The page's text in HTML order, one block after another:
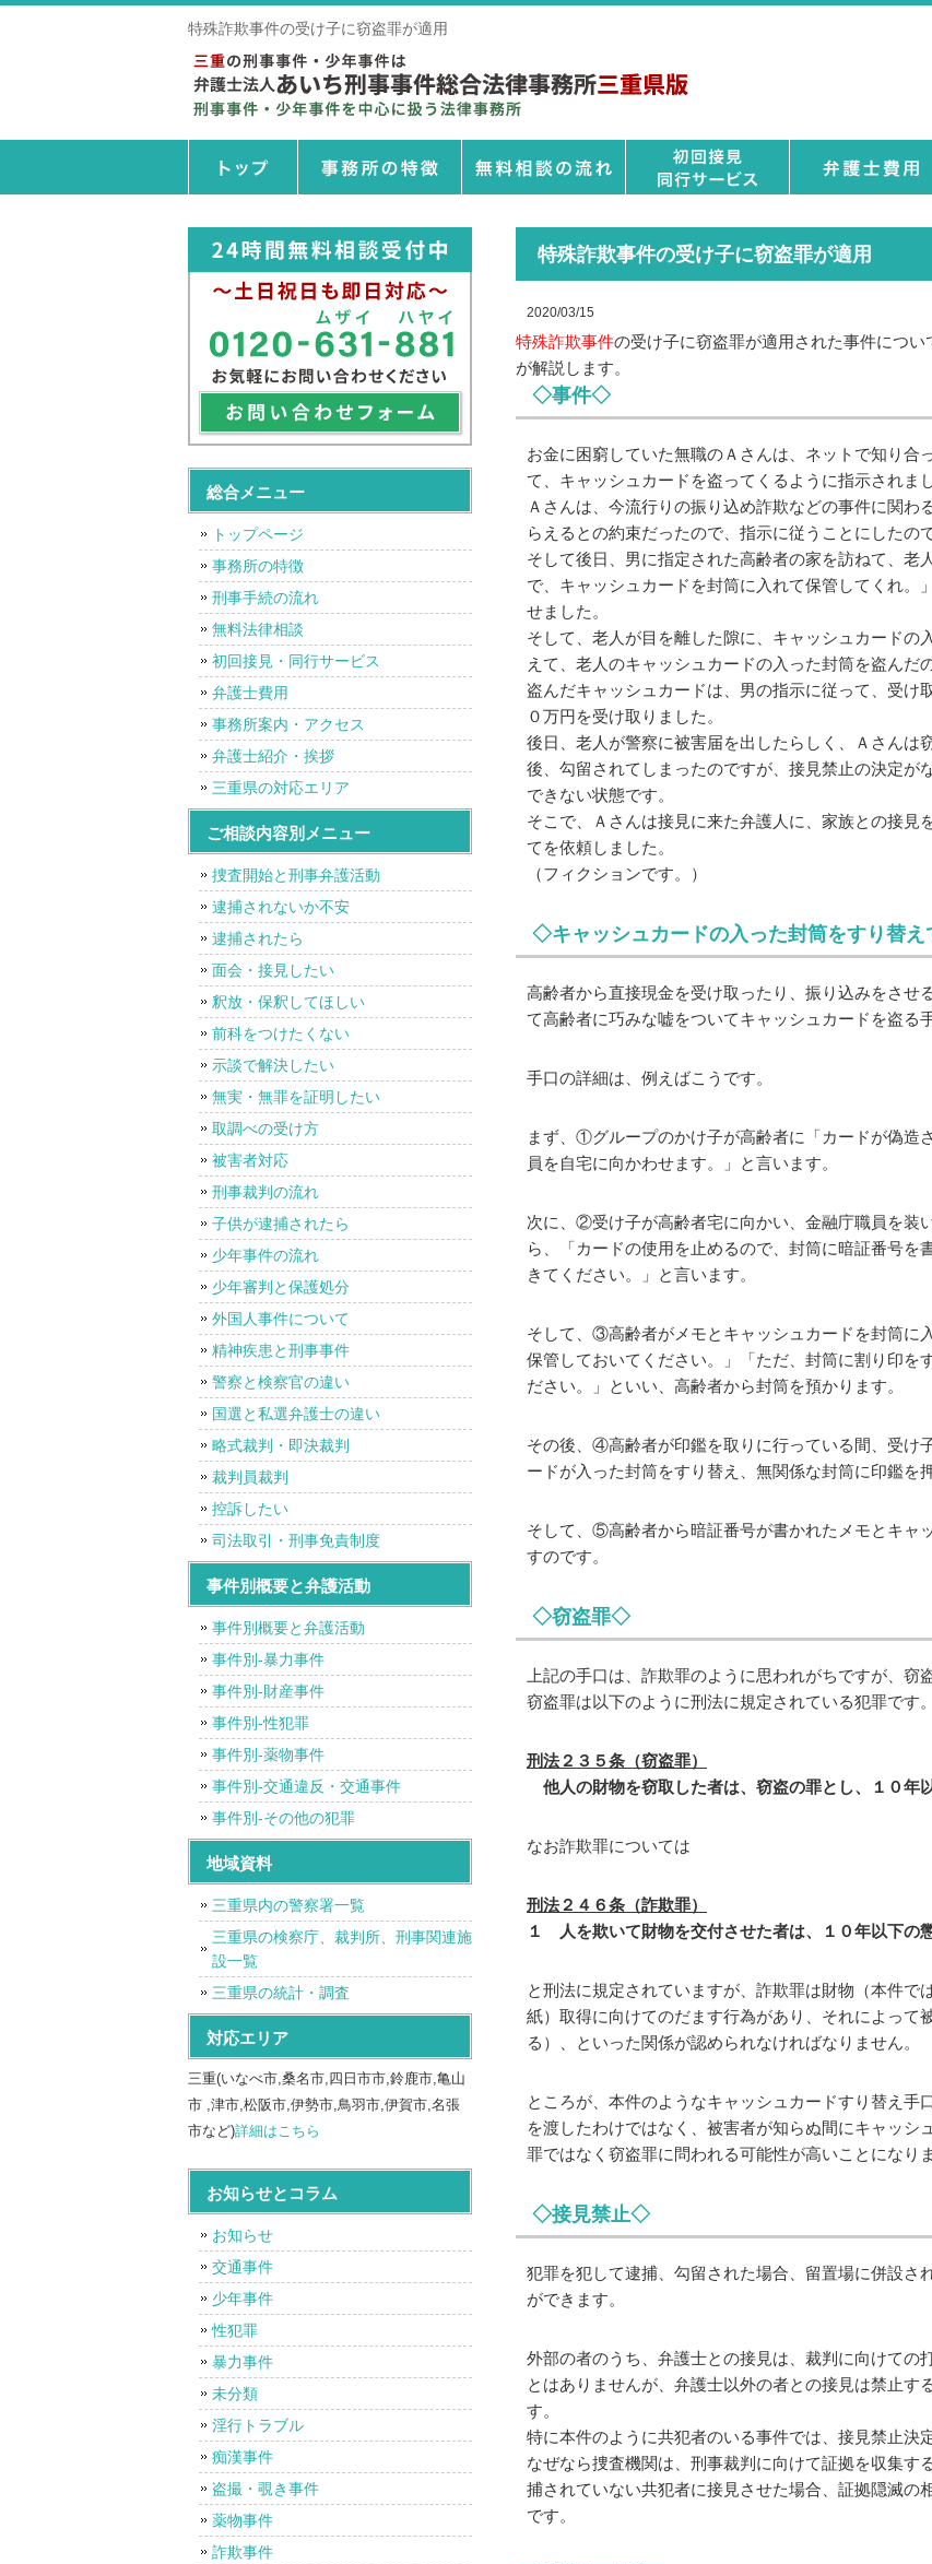
特殊詐欺事件の受け子に窃盗罪が適用
特殊詐欺事件の受け子に窃盗罪が適用
2020/03/15
特殊詐欺事件の受け子に窃盗罪が適用された事件につい
が解説します。
◇事件◇
お金に困窮していた無職のＡさんは、ネットで知り合
て、キャッシュカードを盗ってくるように指示されまし
Ａさんは、今流行りの振り込め詐欺などの事件に関
らえるとの約束だったので、指示に従うことにしたので
そして後日、男に指定された高齢者の家を訪ねて、老
で、キャッシュカードを封筒に入れて保管してくれ。
せました。
そして、老人が目を離した隙に、キャッシュカードの
えて、老人のキャッシュカードの入った封筒を盗んだ
盗んだキャッシュカードは、男の指示に従って、受け
０万円を受け取りました。
後日、老人が警察に被害届を出したらしく、Ａさんは
後、勾留されてしまったのですが、接見禁止の決定が
できない状態です。
そこで、Ａさんは接見に来た弁護人に、家族との接見
てを依頼しました。
（フィクションです。）
◇キャッシュカードの入った封筒をすり替
高齢者から直接現金を受け取ったり、振り込みをさせ
て高齢者に巧みな嘘をついてキャッシュカードを盗る
手口の詳細は、例えばこうです。
まず、①グループのかけ子が高齢者に「カードが偽造
員を自宅に向かわせます。」と言います。
次に、②受け子が高齢者宅に向かい、金融庁職員を装
ら、「カードの使用を止めるので、封筒に暗証番号を
きてください。」と言います。
そして、③高齢者がメモとキャッシュカードを封筒に
保管しておいてください。」「ただ、封筒に割り印を
ださい。」といい、高齢者から封筒を預かります。
その後、④高齢者が印鑑を取りに行っている間、受け
ードが入った封筒をすり替え、無関係な封筒に印鑑を
そして、⑤高齢者から暗証番号が書かれたメモとキャ
すのです。
◇窃盗罪◇
上記の手口は、詐欺罪のように思われがちですが、窃
窃盗罪は以下のように刑法に規定されている犯罪です。
刑法２３５条（窃盗罪）
他人の財物を窃取した者は、窃盗の罪とし、１０年
なお詐欺罪については
刑法２４６条（詐欺罪）
１ 人を欺いて財物を交付させた者は、１０年以下の
と刑法に規定されていますが、詐欺罪は財物（本件で
紙）取得に向けてのだます行為があり、それによって
る）、といった関係が認められなければなりません。
ところが、本件のようなキャッシュカードすり替え手
を渡したわけではなく、被害者が知らぬ間にキャッシ
罪ではなく窃盗罪に問われる可能性が高いことになりま
◇接見禁止◇
犯罪を犯して逮捕、勾留された場合、留置場に併設さ
ができます。
外部の者のうち、弁護士との接見は、裁判に向けての
とはありませんが、弁護士以外の者との接見は禁止す
す。
特に本件のように共犯者のいる事件では、接見禁止決
なぜなら捜査機関は、刑事裁判に向けて証拠を収集す
捕されていない共犯者に接見させた場合、証拠隠滅の
です。
総合メニュー
トップページ
事務所の特徴
刑事手続の流れ
無料法律相談
初回接見・同行サービス
弁護士費用
事務所案内・アクセス
弁護士紹介・挨拶
三重県の対応エリア
ご相談内容別メニュー
捜査開始と刑事弁護活動
逮捕されないか不安
逮捕されたら
面会・接見したい
釈放・保釈してほしい
前科をつけたくない
示談で解決したい
無実・無罪を証明したい
取調べの受け方
被害者対応
刑事裁判の流れ
子供が逮捕されたら
少年事件の流れ
少年審判と保護処分
外国人事件について
精神疾患と刑事事件
警察と検察官の違い
国選と私選弁護士の違い
略式裁判・即決裁判
裁判員裁判
控訴したい
司法取引・刑事免責制度
事件別概要と弁護活動
事件別概要と弁護活動
事件別-暴力事件
事件別-財産事件
事件別-性犯罪
事件別-薬物事件
事件別-交通違反・交通事件
事件別-その他の犯罪
地域資料
三重県内の警察署一覧
三重県の検察庁、裁判所、刑事関連施
設一覧
三重県の統計・調査
対応エリア
三重(いなべ市,桑名市,四日市市,鈴鹿市,亀山
市 ,津市,松阪市,伊勢市,鳥羽市,伊賀市,名張
市など)詳細はこちら
お知らせとコラム
お知らせ
交通事件
少年事件
性犯罪
暴力事件
未分類
淫行トラブル
痴漢事件
盗撮・覗き事件
薬物事件
詐欺事件